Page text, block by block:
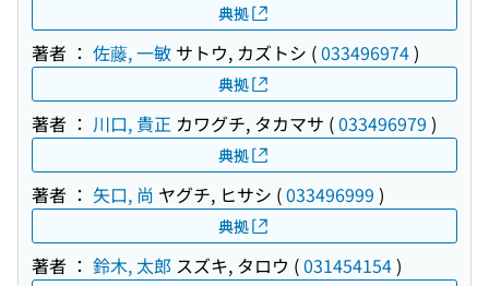
典拠
著者 ： 佐藤, 一敏 サトウ, カズトシ (033496974)
典拠
著者 ： 川口, 貴正 カワグチ, タカマサ (033496979 )
典拠
著者 ： 矢口, 尚 ヤグチ, ヒサシ (033496999 )
典拠
著者 ： 鈴木, 太郎 スズキ, タロウ (031454154)